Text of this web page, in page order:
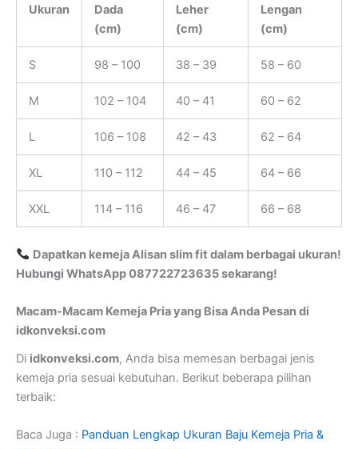
Ukuran
Dada
(cm)
Leher
(cm)
Lengan
(cm)
S 98 – 100 38 – 39 58 – 60
M 102 – 104 40 – 41 60 – 62
L 106 – 108 42 – 43 62 – 64
XL 110 – 112 44 – 45 64 – 66
XXL 114 – 116 46 – 47 66 – 68
Dapatkan kemeja Alisan slim fit dalam berbagai ukuran!
Hubungi WhatsApp 087722723635 sekarang!
Macam-Macam Kemeja Pria yang Bisa Anda Pesan di
idkonveksi.com
Di idkonveksi.com, Anda bisa memesan berbagai jenis
kemeja pria sesuai kebutuhan. Berikut beberapa pilihan
terbaik:
Baca Juga : Panduan Lengkap Ukuran Baju Kemeja Pria &